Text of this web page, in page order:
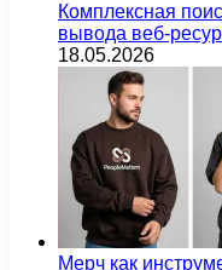
Комплексная
вывода веб-
18.05.2026
Мерч как